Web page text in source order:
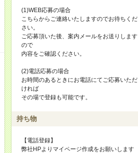
(1)WEB応募の場合
こちらからご連絡いたしますのでお待ちくだ
さい。
ご応募頂いた後、案内メールをお送りします
ので
内容をご確認ください。
(2)電話応募の場合
お時間のあるときにお電話にてご応募いただ
ければ
その場で登録も可能です。
持ち物
【電話登録】
弊社HPよりマイページ作成をお願いします